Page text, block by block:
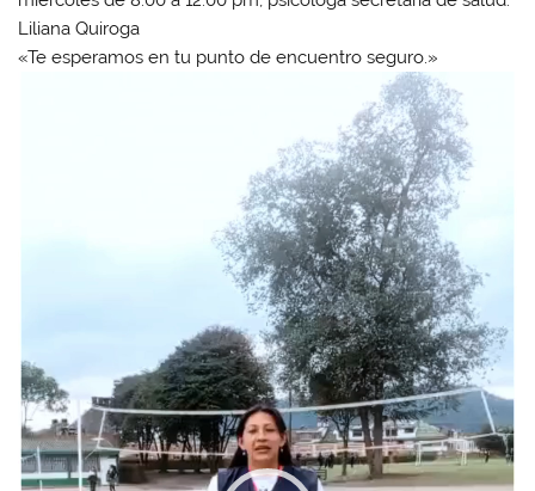
Liliana Quiroga
«Te esperamos en tu punto de encuentro seguro.»